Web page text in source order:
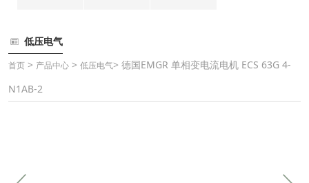
低压电气
首页 > 产品中心 > 低压电气> 德国EMGR 单相变电流电机 ECS 63G 4-
N1AB-2